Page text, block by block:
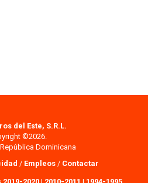
del Este, S.R.L.
©2026.
Dominicana
/ Empleos / Contactar